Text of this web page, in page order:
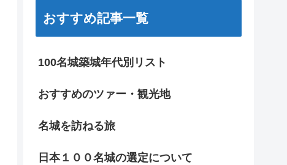
おすすめ記事一覧
100名城築城年代別リスト
おすすめのツァー・観光地
名城を訪ねる旅
日本１００名城の選定について